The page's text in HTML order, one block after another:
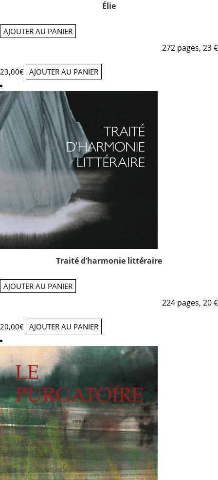
Élie
AJOUTER AU PANIER
272 pages, 23 €
23,00€ AJOUTER AU PANIER
Traité d’harmonie littéraire
AJOUTER AU PANIER
224 pages, 20 €
20,00€ AJOUTER AU PANIER